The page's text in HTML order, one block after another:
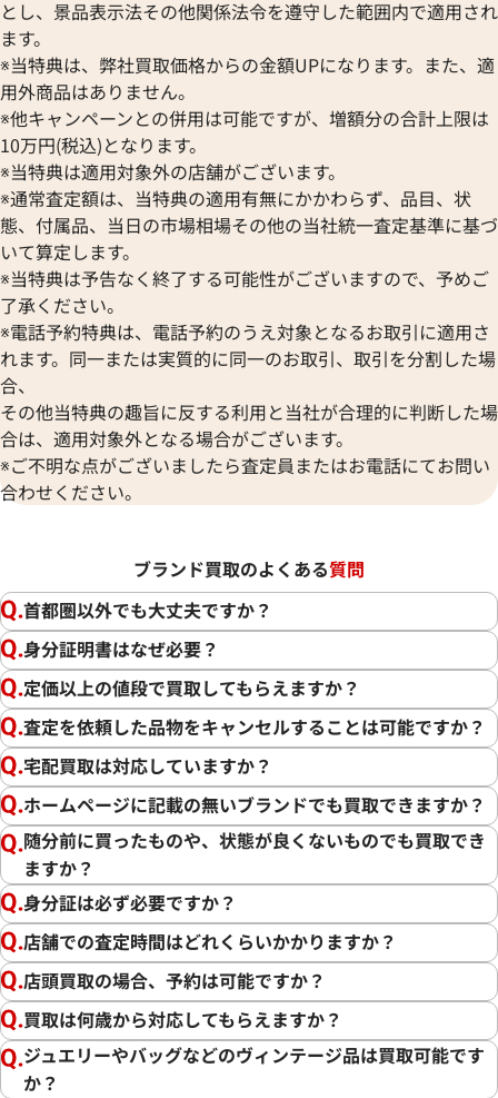
とし、景品表示法その他関係法令を遵守した範囲内で適用され
ます。
※当特典は、弊社買取価格からの金額UPになります。また、適
用外商品はありません。
※他キャンペーンとの併用は可能ですが、増額分の合計上限は
10万円(税込)となります。
※当特典は適用対象外の店舗がございます。
※通常査定額は、当特典の適用有無にかかわらず、品目、状
態、付属品、当日の市場相場その他の当社統一査定基準に基づ
いて算定します。
※当特典は予告なく終了する可能性がございますので、予めご
了承ください。
※電話予約特典は、電話予約のうえ対象となるお取引に適用さ
れます。同一または実質的に同一のお取引、取引を分割した場
合、
その他当特典の趣旨に反する利用と当社が合理的に判断した場
合は、適用対象外となる場合がございます。
※ご不明な点がございましたら査定員またはお電話にてお問い
合わせください。
ブランド買取のよくある質問
首都圏以外でも大丈夫ですか？
身分証明書はなぜ必要？
定価以上の値段で買取してもらえますか？
査定を依頼した品物をキャンセルすることは可能ですか？
宅配買取は対応していますか？
ホームページに記載の無いブランドでも買取できますか？
随分前に買ったものや、状態が良くないものでも買取でき
ますか？
身分証は必ず必要ですか？
店舗での査定時間はどれくらいかかりますか？
店頭買取の場合、予約は可能ですか？
買取は何歳から対応してもらえますか？
ジュエリーやバッグなどのヴィンテージ品は買取可能です
か？